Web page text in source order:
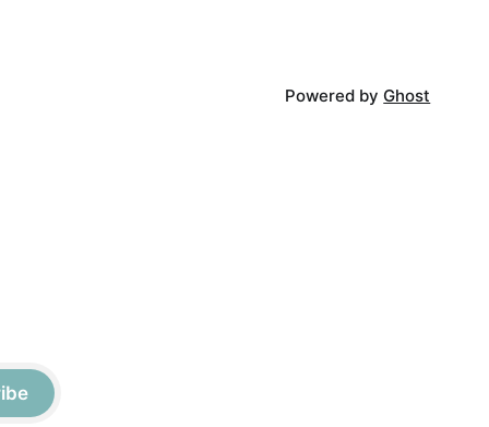
Powered byGhost